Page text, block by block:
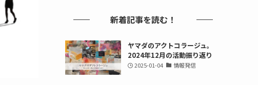
新着記事を読む！
ヤマダのアクトコラージュ。
2024年12月の活動振り返り
2025-01-04 情報発信